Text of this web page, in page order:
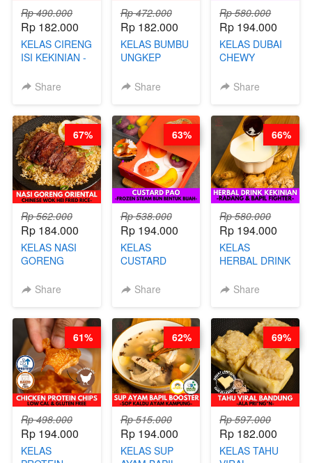
Rp 490.000
Rp 182.000
KELAS CIRENG
ISI KEKINIAN -
Share
Rp 472.000
Rp 182.000
KELAS BUMBU
UNGKEP
KEMASAN - BY
Share
Rp 580.000
Rp 194.000
KELAS DUBAI
CHEWY
VIRAL
DITA
Share
Rp 562.000
Rp 184.000
KELAS NASI
GORENG
CHINESE WOK
CHEF
STEPHANIE
Share
67%
Rp 538.000
Rp 194.000
KELAS
CUSTARD
STEAM BUN
CHEF DITA
Share
63%
Rp 580.000
Rp 194.000
KELAS
HERBAL DRINK
RADANG &
BARISTA
ARISUDANA
Share
66%
Rp 498.000
Rp 194.000
KELAS
61%
Rp 515.000
Rp 194.000
KELAS SUP
62%
Rp 597.000
Rp 182.000
KELAS TAHU
69%